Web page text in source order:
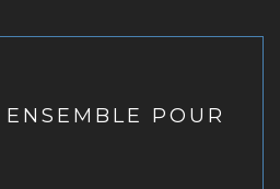
POUR